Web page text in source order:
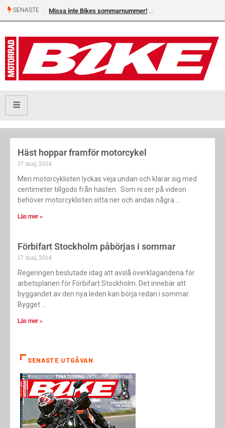
SENASTE Missa inte Bikes sommarnummer!
Häst hoppar framför motorcykel
17 maj, 2014
Men motorcyklisten lyckas veja undan och klarar sig med
centimeter tillgodo från hästen. Som ni ser på videon
behöver motorcyklisten sitta ner och andas några
Läs mer »
Förbifart Stockholm påbörjas i sommar
17 maj, 2014
Regeringen beslutade idag att avslå överklagandena för
arbetsplanen för Förbifart Stockholm. Det innebär att
byggandet av den nya leden kan börja redan i sommar.
Bygget
Läs mer »
SENASTE UTGÅVAN